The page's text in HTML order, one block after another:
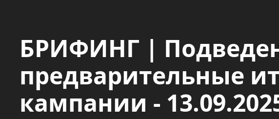
БРИФИНГ |
предварительные
кампании -